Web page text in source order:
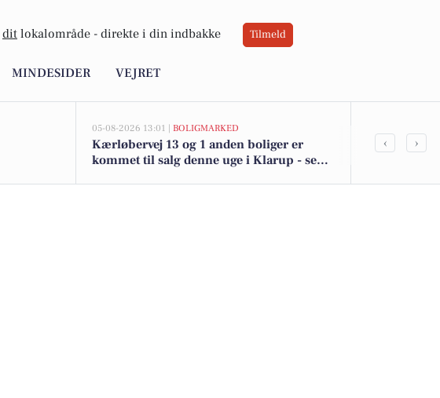
dit lokalområde - direkte i din indbakke Tilmeld
MINDESIDER VEJRET
05-08-2026 13:01 | BOLIGMARKED
Kærløbervej 13 og 1 anden boliger er
kommet til salg denne uge i Klarup - se
Top 6 over
‹ ›